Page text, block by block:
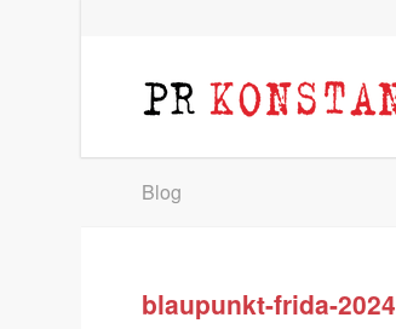
Blog
blaupunkt-frida-2024